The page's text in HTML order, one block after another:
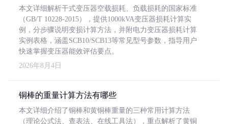
本文详细解析干式变压器空载损耗、负载损耗的国家标准
（GB/T 10228-2015），提供1000kVA变压器损耗计算实
例，分步骤说明变损计算方法，并附电力变压器损耗计算
实例表格，涵盖SCB10/SCB13等常见型号参数，指导用户
快速掌握变压器能效评估要点。
2026年8月4日
铜棒的重量计算方法有哪些
本文详细介绍了铜棒和黄铜棒重量的三种常用计算方法
（理论公式法、查表法、在线工具法），重点解析了黄铜